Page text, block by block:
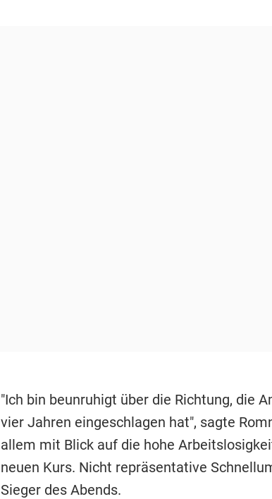
"Ich bin beunruhigt über die Richtung, die
vier Jahren eingeschlagen hat", sagte
allem mit Blick auf die hohe
neuen Kurs. Nicht repräsentative
Sieger des Abends.